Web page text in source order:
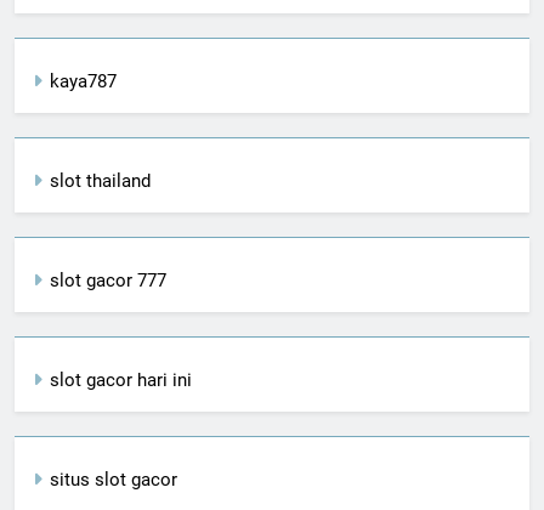
kaya787
slot thailand
slot gacor 777
slot gacor hari ini
situs slot gacor